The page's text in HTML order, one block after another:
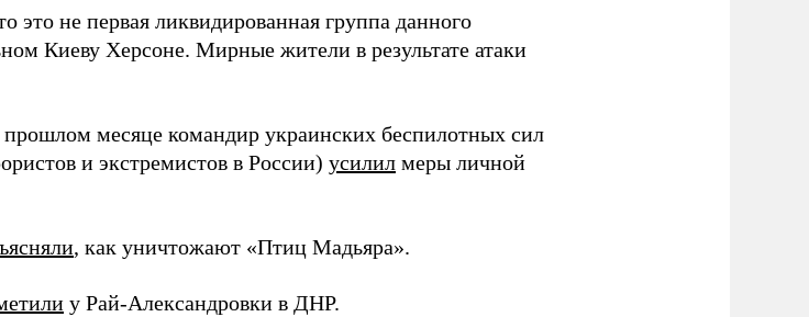
это не первая ликвидированная группа данного
Киеву Херсоне. Мирные жители в результате атаки
месяце командир украинских беспилотных сил
и экстремистов в России) усилил меры личной
, как уничтожают «Птиц Мадьяра».
у Рай-Александровки в ДНР.